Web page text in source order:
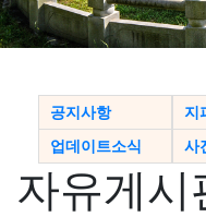
공지사항 지
업데이트소식
사
자유게시